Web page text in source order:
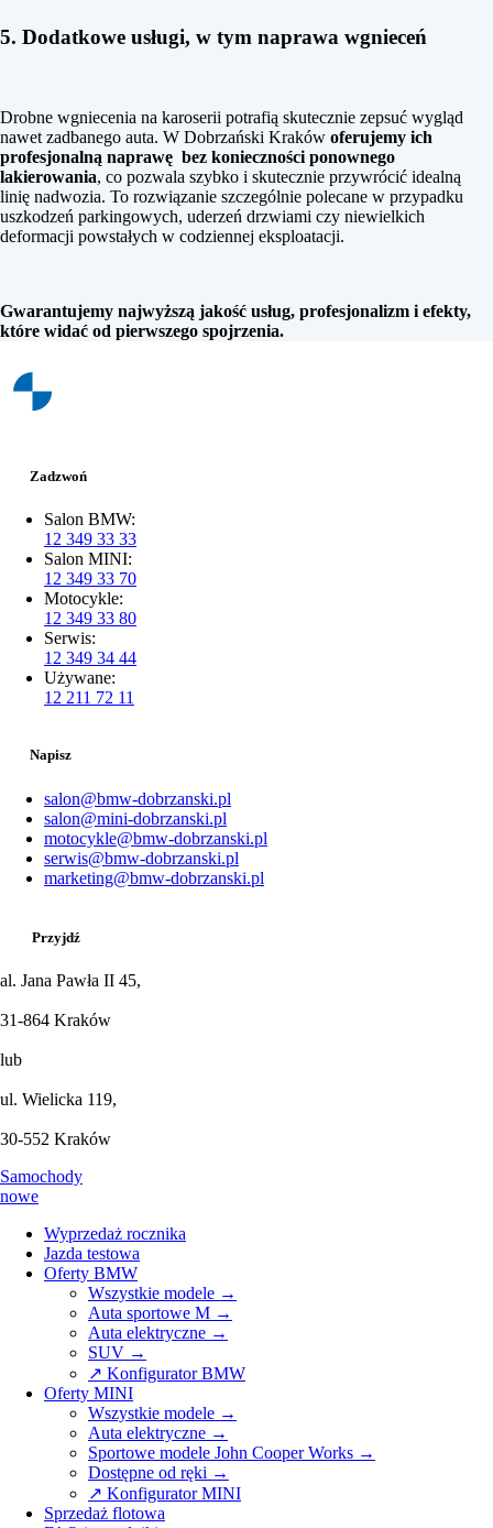
5. Dodatkowe usługi, w tym naprawa wgnieceń
Drobne wgniecenia na karoserii potrafią skutecznie zepsuć wygląd
nawet zadbanego auta. W Dobrzański Kraków oferujemy ich
profesjonalną naprawę bez konieczności ponownego
lakierowania, co pozwala szybko i skutecznie przywrócić idealną
linię nadwozia. To rozwiązanie szczególnie polecane w przypadku
uszkodzeń parkingowych, uderzeń drzwiami czy niewielkich
deformacji powstałych w codziennej eksploatacji.
Gwarantujemy najwyższą jakość usług, profesjonalizm i efekty,
które widać od pierwszego spojrzenia.
Zadzwoń
Salon BMW:
12 349 33 33
Salon MINI:
12 349 33 70
Motocykle:
12 349 33 80
Serwis:
12 349 34 44
Używane:
12 211 72 11
Napisz
salon@bmw-dobrzanski.pl
salon@mini-dobrzanski.pl
motocykle@bmw-dobrzanski.pl
serwis@bmw-dobrzanski.pl
marketing@bmw-dobrzanski.pl
Przyjdź
al. Jana Pawła II 45,
31-864 Kraków
lub
ul. Wielicka 119,
30-552 Kraków
Samochody
nowe
Wyprzedaż rocznika
Jazda testowa
Oferty BMW
Wszystkie modele →
Auta sportowe M →
Auta elektryczne →
SUV →
↗ Konfigurator BMW
Oferty MINI
Wszystkie modele →
Auta elektryczne →
Sportowe modele John Cooper Works →
Dostępne od ręki →
↗ Konfigurator MINI
Sprzedaż flotowa